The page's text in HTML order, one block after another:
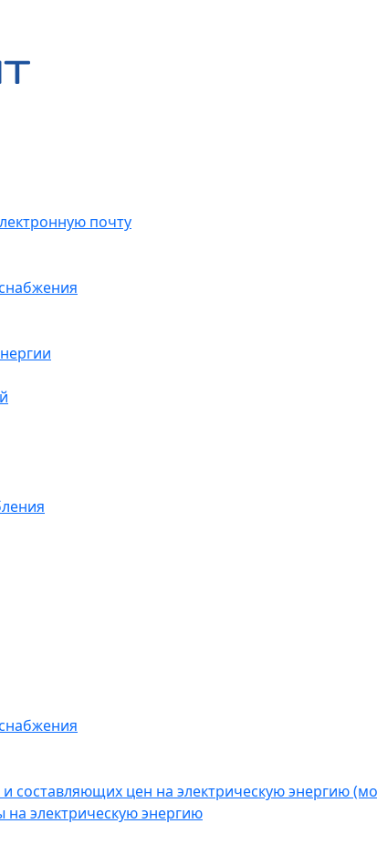
почту
составляющих цен на электрическую энергию
электрическую энергию